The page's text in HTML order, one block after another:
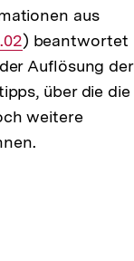
aus
) beantwortet
Auflösung der
über die die
weitere